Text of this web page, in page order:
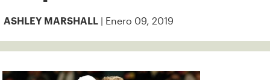
ASHLEY MARSHALL | Enero 09, 2019